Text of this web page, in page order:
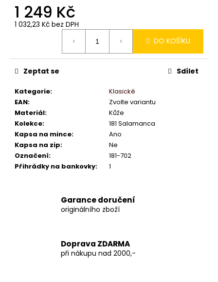
1 249 Kč
1 032,23 Kč bez DPH
DO KOŠÍKU
Kategorie:
Klasické
EAN:
Zvolte variantu
Materiál:
Kůže
Kolekce:
181 Salamanca
Kapsa na mince:
Ano
Kapsa na zip:
Ne
Označení:
181-702
Přihrádky na bankovky: 1
Zeptat se Sdílet
Garance doručení
originálního zboží
Doprava ZDARMA
při nákupu nad 2000,-